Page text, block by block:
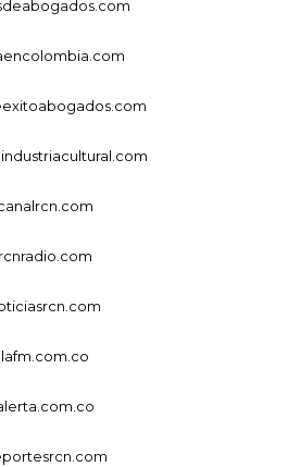
rcnradio.com
lafm.com.co